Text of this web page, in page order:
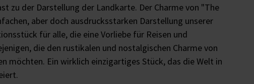
zu der Darstellung der Landkarte. Der Charme von "The
aber doch ausdrucksstarken Darstellung unserer
für alle, die eine Vorliebe für Reisen und
die den rustikalen und nostalgischen Charme von
möchten. Ein wirklich einzigartiges Stück, das die Welt in